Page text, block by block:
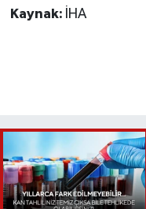
Kaynak: İHA